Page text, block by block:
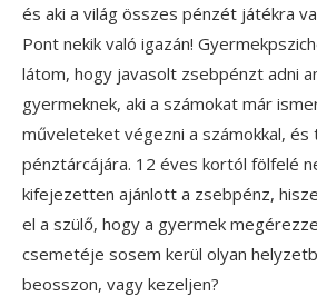
és aki a világ összes pénzét játékra
Pont nekik való igazán!
látom, hogy javasolt zsebpénzt adni
gyermeknek, aki a számokat már
műveleteket végezni a számokkal, és
pénztárcájára. 12 éves kortól fölfelé
kifejezetten ajánlott a zsebpénz,
el a szülő, hogy a gyermek
csemetéje sosem kerül olyan
beosszon, vagy kezeljen?